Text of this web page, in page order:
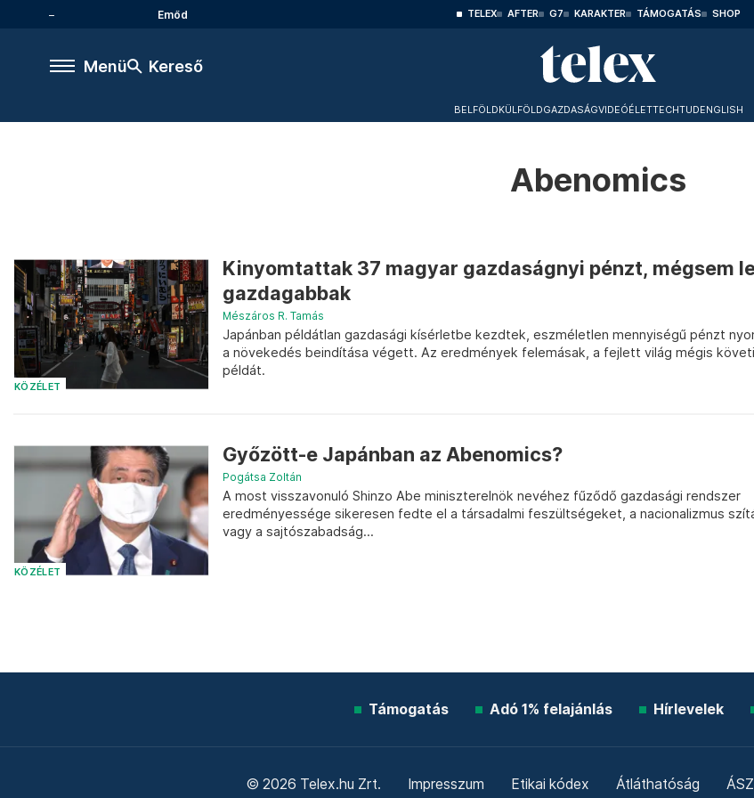
Emőd TELEX AFTER G7 KARAKTER TÁMOGATÁS SHOP
Menü Kereső
BELFÖLDKÜLFÖLDGAZDASÁGVIDEÓÉLETTECHTUDENGLISH
Abenomics
KÖZÉLET
Kinyomtattak 37 magyar gazdaságnyi pénzt, mégsem
gazdagabbak
Mészáros R. Tamás
Japánban példátlan gazdasági kísérletbe kezdtek, eszméletlen mennyiségű pénzt
a növekedés beindítása végett. Az eredmények felemásak, a fejlett világ mégis
példát.
KÖZÉLET
Győzött-e Japánban az Abenomics?
Pogátsa Zoltán
A most visszavonuló Shinzo Abe miniszterelnök nevéhez fűződő gazdasági rendszer
eredményessége sikeresen fedte el a társadalmi feszültségeket, a nacionalizmus
vagy a sajtószabadság...
Támogatás Adó 1% felajánlás Hírlevelek
© 2026 Telex.hu Zrt. Impresszum Etikai kódex Átláthatóság